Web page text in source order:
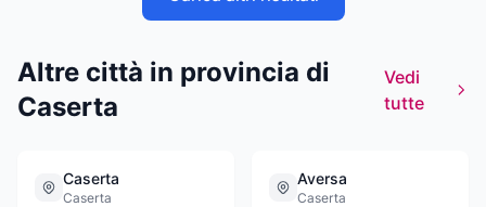
Altre città in provincia di
Caserta
Vedi
tutte
Caserta
Caserta
Aversa
Caserta